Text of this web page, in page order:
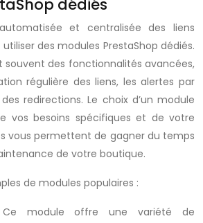
dédiés
et centralisée des liens
des modules PrestaShop dédiés.
des fonctionnalités avancées,
régulière des liens, les alertes par
redirections. Le choix d’un module
vos besoins spécifiques et de votre
vous permettent de gagner du temps
de votre boutique.
de modules populaires :
Ce module offre une variété de